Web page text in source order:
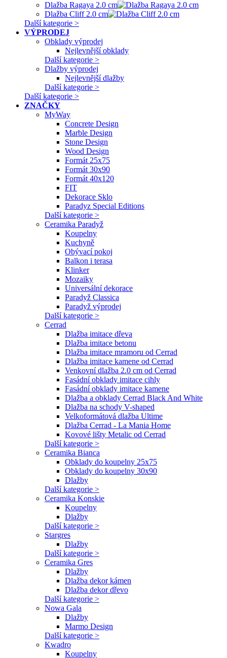
Dlažba Ragaya 2.0 cm
Dlažba Cliff 2.0 cm
Další kategorie >
VÝPRODEJ
Obklady výprodej
Nejlevnější obklady
Další kategorie >
Dlažby výprodej
Nejlevnější dlažby
Další kategorie >
Další kategorie >
ZNAČKY
MyWay
Concrete Design
Marble Design
Stone Design
Wood Design
Formát 25x75
Formát 30x90
Formát 40x120
FIT
Dekorace Sklo
Paradyz Special Editions
Další kategorie >
Ceramika Paradyž
Koupelny
Kuchyně
Obývací pokoj
Balkon i terasa
Klinker
Mozaiky
Universální dekorace
Paradyž Classica
Paradyž výprodej
Další kategorie >
Cerrad
Dlažba imitace dřeva
Dlažba imitace betonu
Dlažba imitace mramoru od Cerrad
Dlažba imitace kamene od Cerrad
Venkovní dlažba 2.0 cm od Cerrad
Fasádní obklady imitace cihly
Fasádní obklady imitace kamene
Dlažba a obklady Cerrad Black And White
Dlažba na schody V-shaped
Velkoformátová dlažba Ultime
Dlažba Cerrad - La Mania Home
Kovové lišty Metalic od Cerrad
Další kategorie >
Ceramika Bianca
Obklady do koupelny 25x75
Obklady do koupelny 30x90
Dlažby
Další kategorie >
Ceramika Konskie
Koupelny
Dlažby
Další kategorie >
Stargres
Dlažby
Další kategorie >
Ceramika Gres
Dlažby
Dlažba dekor kámen
Dlažba dekor dřevo
Další kategorie >
Nowa Gala
Dlažby
Marmo Design
Další kategorie >
Kwadro
Koupelny